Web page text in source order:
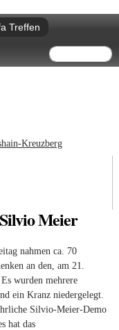
Treffen
Suche
Kreuzberg
Meier
nahmen ca. 70
an den, am 21.
wurden mehrere
ein Kranz niedergelegt.
Silvio-Meier-Demo
hat das